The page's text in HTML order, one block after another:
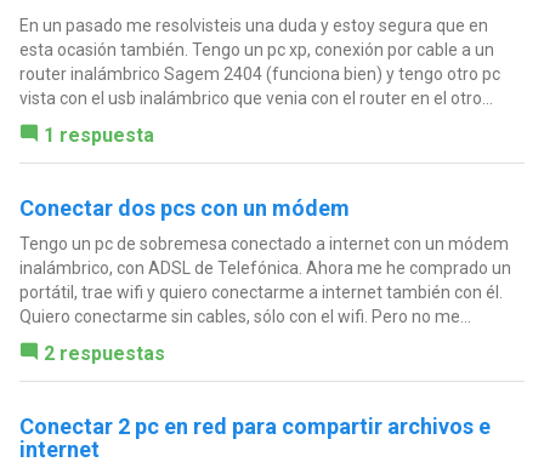
En un pasado me resolvisteis una duda y estoy segura que en
esta ocasión también. Tengo un pc xp, conexión por cable a un
router inalámbrico Sagem 2404 (funciona bien) y tengo otro pc
vista con el usb inalámbrico que venia con el router en el otro...
1 respuesta
Conectar dos pcs con un módem
Tengo un pc de sobremesa conectado a internet con un módem
inalámbrico, con ADSL de Telefónica. Ahora me he comprado un
portátil, trae wifi y quiero conectarme a internet también con él.
Quiero conectarme sin cables, sólo con el wifi. Pero no me...
2 respuestas
Conectar 2 pc en red para compartir archivos e
internet